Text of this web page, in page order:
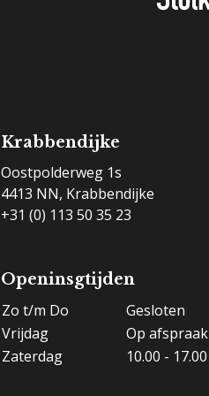
Krabbendijke
Oostpolderweg 1s
4413 NN, Krabbendijke
+31 (0) 113 50 35 23
Openinsgtijden
Zo t/m Do
Gesloten
Vrijdag
Op afspraak
Zaterdag
10.00 - 17.00